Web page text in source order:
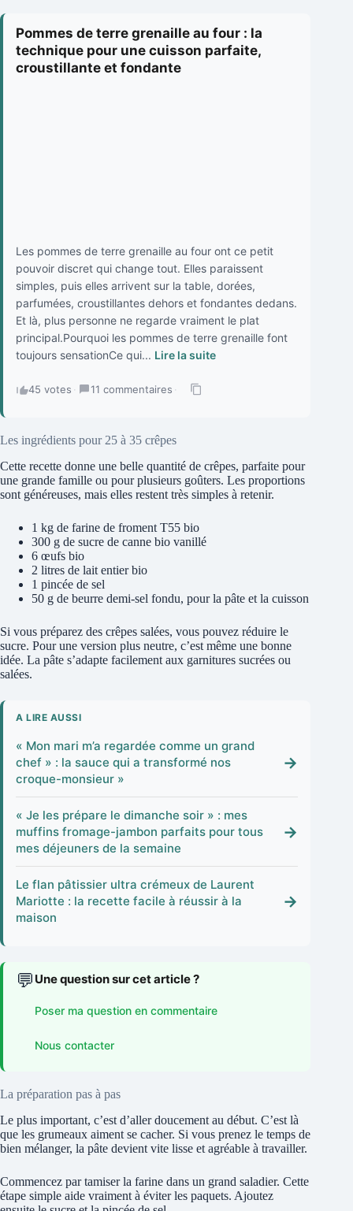
Pommes de terre grenaille au four : la
technique pour une cuisson parfaite,
croustillante et fondante
Les pommes de terre grenaille au four ont ce petit
pouvoir discret qui change tout. Elles paraissent
simples, puis elles arrivent sur la table, dorées,
parfumées, croustillantes dehors et fondantes dedans.
Et là, plus personne ne regarde vraiment le plat
principal.Pourquoi les pommes de terre grenaille font
toujours sensationCe qui... Lire la suite
45 votes · 11 commentaires ·
Les ingrédients pour 25 à 35 crêpes
Cette recette donne une belle quantité de crêpes, parfaite pour
une grande famille ou pour plusieurs goûters. Les proportions
sont généreuses, mais elles restent très simples à retenir.
1 kg de farine de froment T55 bio
300 g de sucre de canne bio vanillé
6 œufs bio
2 litres de lait entier bio
1 pincée de sel
50 g de beurre demi-sel fondu, pour la pâte et la cuisson
Si vous préparez des crêpes salées, vous pouvez réduire le
sucre. Pour une version plus neutre, c’est même une bonne
idée. La pâte s’adapte facilement aux garnitures sucrées ou
salées.
A LIRE AUSSI
« Mon mari m’a regardée comme un grand
chef » : la sauce qui a transformé nos
croque-monsieur »
→
« Je les prépare le dimanche soir » : mes
muffins fromage-jambon parfaits pour tous
mes déjeuners de la semaine
→
Le flan pâtissier ultra crémeux de Laurent
Mariotte : la recette facile à réussir à la
maison
→
💬 Une question sur cet article ?
Poser ma question en commentaire
Nous contacter
La préparation pas à pas
Le plus important, c’est d’aller doucement au début. C’est là
que les grumeaux aiment se cacher. Si vous prenez le temps de
bien mélanger, la pâte devient vite lisse et agréable à travailler.
Commencez par tamiser la farine dans un grand saladier. Cette
étape simple aide vraiment à éviter les paquets. Ajoutez